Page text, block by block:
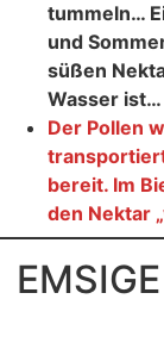
tummeln…
und
süßen
Wasser
Der Pollen
bereit. Im
den Nektar